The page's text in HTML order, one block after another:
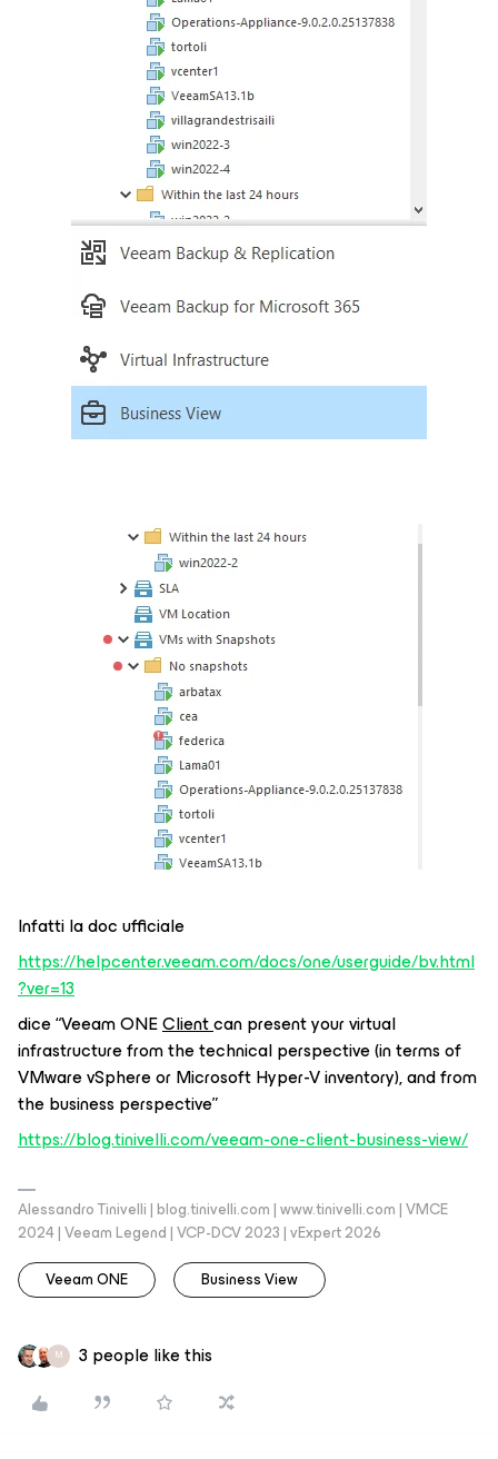
Infatti la doc ufficiale
https://helpcenter.veeam.com/docs/one/userguide/bv.html
?ver=13
dice “Veeam ONEClientcan present your virtual
infrastructure from the technical perspective (in terms of
VMware vSphere or Microsoft Hyper-V inventory), and from
the business perspective”
https://blog.tinivelli.com/veeam-one-client-business-view/
Alessandro Tinivelli | blog.tinivelli.com | www.tinivelli.com | VMCE
2024 | Veeam Legend | VCP-DCV 2023 | vExpert 2026
Veeam ONE
Business View
M 3 people like this